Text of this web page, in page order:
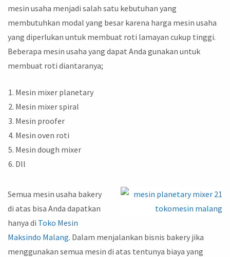
mesin usaha menjadi salah satu kebutuhan yang
membutuhkan modal yang besar karena harga mesin usaha
yang diperlukan untuk membuat roti lamayan cukup tinggi.
Beberapa mesin usaha yang dapat Anda gunakan untuk
membuat roti diantaranya;
Mesin mixer planetary
Mesin mixer spiral
Mesin proofer
Mesin oven roti
Mesin dough mixer
Dll
Semua mesin usaha bakery
di atas bisa Anda dapatkan
hanya di Toko Mesin
Maksindo Malang. Dalam menjalankan bisnis bakery jika
menggunakan semua mesin di atas tentunya biaya yang